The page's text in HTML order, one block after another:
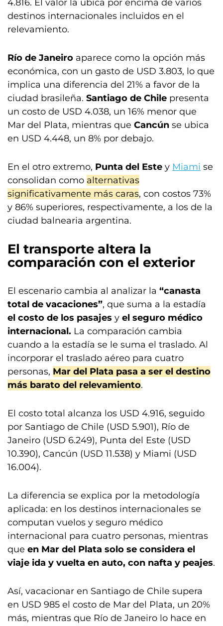
4.816. El valor la ubica por encima de varios
destinos internacionales incluidos en el
relevamiento.
Río de Janeiro aparece como la opción más
económica, con un gasto de USD 3.803, lo que
implica una diferencia del 21% a favor de la
ciudad brasileña. Santiago de Chile presenta
un costo de USD 4.038, un 16% menor que
Mar del Plata, mientras que Cancún se ubica
en USD 4.448, un 8% por debajo.
En el otro extremo, Punta del Este y Miami se
consolidan como alternativas
significativamente más caras, con costos 73%
y 86% superiores, respectivamente, a los de la
ciudad balnearia argentina.
El transporte altera la
comparación con el exterior
El escenario cambia al analizar la “canasta
total de vacaciones”, que suma a la estadía
el costo de los pasajes y el seguro médico
internacional. La comparación cambia
cuando a la estadía se le suma el traslado. Al
incorporar el traslado aéreo para cuatro
personas, Mar del Plata pasa a ser el destino
más barato del relevamiento.
El costo total alcanza los USD 4.916, seguido
por Santiago de Chile (USD 5.901), Río de
Janeiro (USD 6.249), Punta del Este (USD
10.390), Cancún (USD 11.538) y Miami (USD
16.004).
La diferencia se explica por la metodología
aplicada: en los destinos internacionales se
computan vuelos y seguro médico
internacional para cuatro personas, mientras
que en Mar del Plata solo se considera el
viaje ida y vuelta en auto, con nafta y peajes.
Así, vacacionar en Santiago de Chile supera
en USD 985 el costo de Mar del Plata, un 20%
más, mientras que Río de Janeiro lo hace en